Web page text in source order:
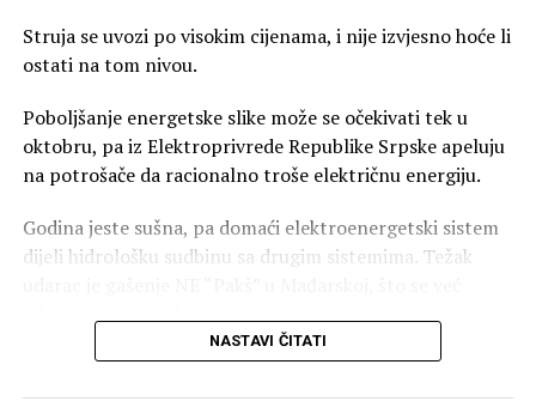
Struja se uvozi po visokim cijenama, i nije izvjesno hoće li
ostati na tom nivou.
Poboljšanje energetske slike može se očekivati tek u
oktobru, pa iz Elektroprivrede Republike Srpske apeluju
na potrošače da racionalno troše električnu energiju.
Godina jeste sušna, pa domaći elektroenergetski sistem
dijeli hidrološku sudbinu sa drugim sistemima. Težak
– Imamo ozbiljan nedostatak energije u regionu i da će
se to odraziti na prodaju energije na berzama i
NASTAVI ČITATI